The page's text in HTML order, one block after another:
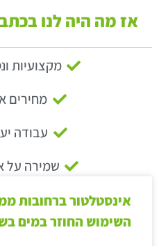
אז מה היה לנו
מקצועיות
מחירים
עבודה
שמירה על
אינסטלטור ברחובות
השימוש החוזר במים